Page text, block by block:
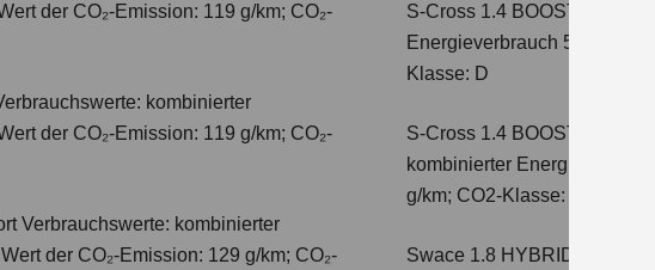
der CO₂-Emission: 119 g/km; CO₂-
kombinierter
der CO₂-Emission: 119 g/km; CO₂-
Verbrauchswerte: kombinierter
der CO₂-Emission: 129 g/km; CO₂-
S-Cross 1.4 BOOSTERJET
Energieverbrauch 5,7 l/100
Klasse: D
S-Cross 1.4 BOOSTERJET
kombinierter
g/km; CO2-Klasse: E
Swace 1.8 HYBRID CVT